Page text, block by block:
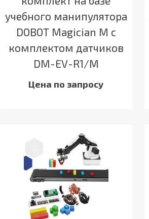
учебного манипулятора
DOBOT Magician M с
комплектом датчиков
DM-EV-R1/M
Цена по запросу